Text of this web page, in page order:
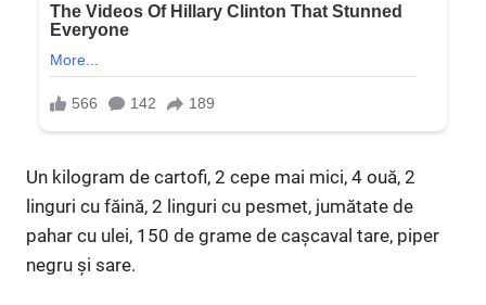
Un kilogram de cartofi, 2 cepe mai mici, 4 ouă, 2
linguri cu făină, 2 linguri cu pesmet, jumătate de
pahar cu ulei, 150 de grame de cașcaval tare, piper
negru și sare.